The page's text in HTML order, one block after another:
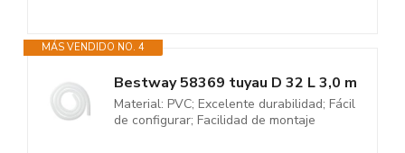
MÁS VENDIDO NO. 4
Bestway 58369 tuyau D 32 L 3,0 m
Material: PVC; Excelente durabilidad; Fácil
de configurar; Facilidad de montaje